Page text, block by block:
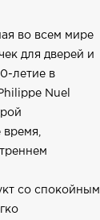
во всем мире
для дверей и
летие в
Nuel
со спокойным